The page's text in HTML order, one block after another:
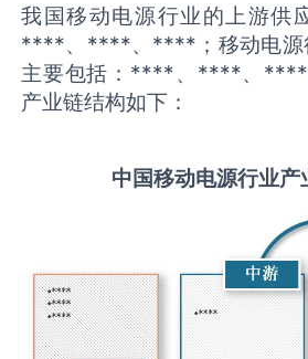
我国移动电源行业的上游供
****、****、****；移动电源
主要包括：****、****、
产业链结构如下：
中国移动电源行业产